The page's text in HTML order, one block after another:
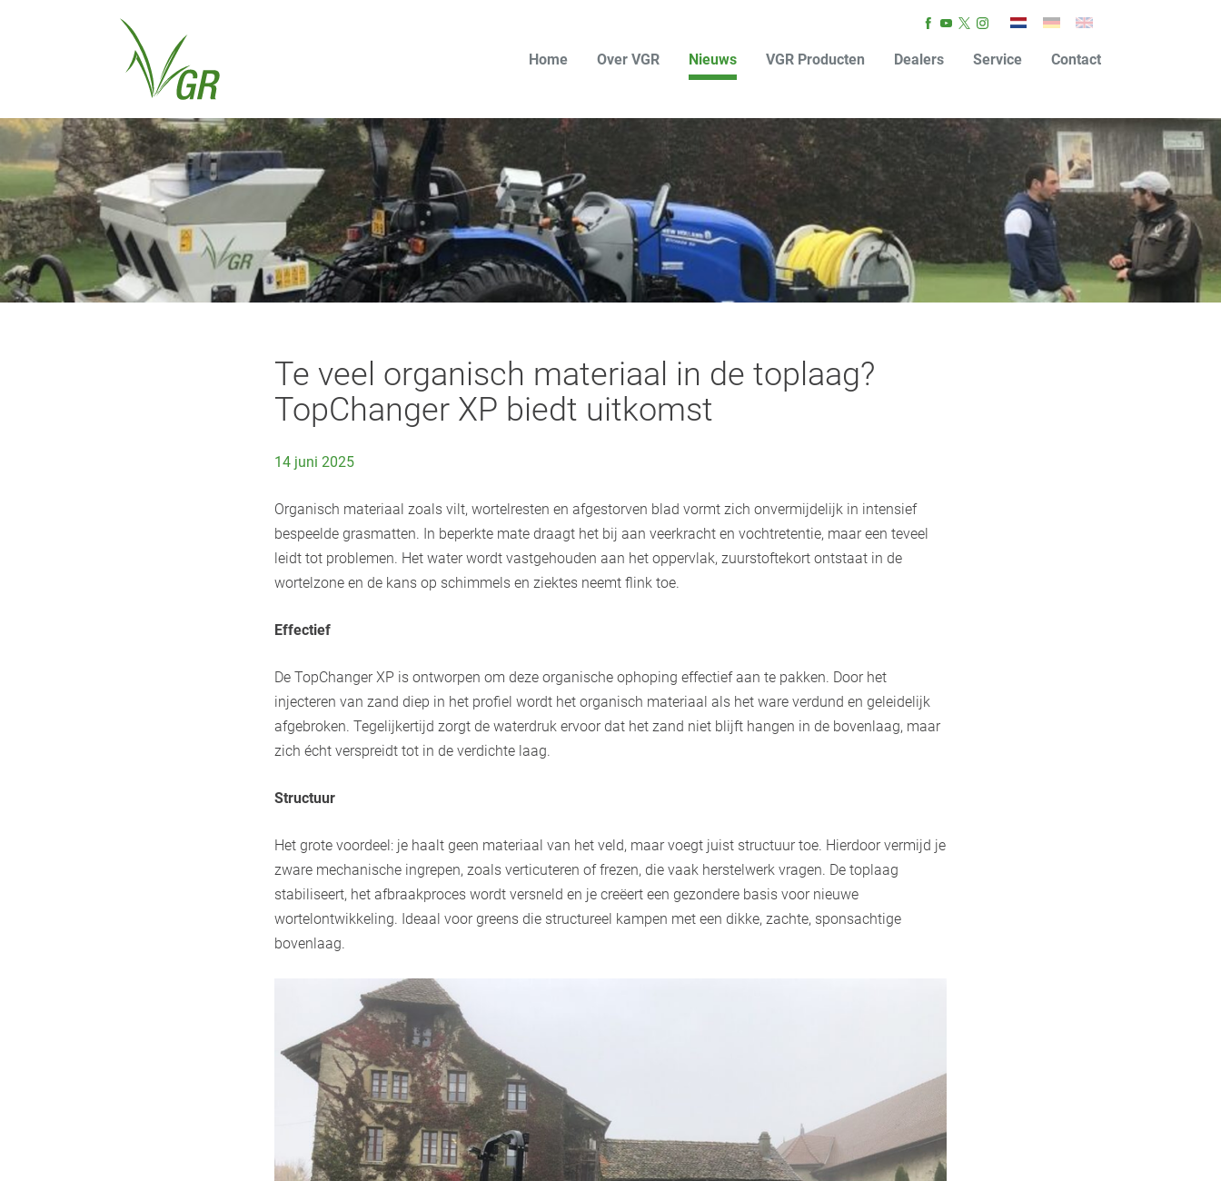
Home Over VGR Nieuws VGR Producten Dealers Service Contact
Te veel organisch materiaal in de toplaag?
TopChanger XP biedt uitkomst
14 juni 2025
Organisch materiaal zoals vilt, wortelresten en afgestorven blad vormt zich onvermijdelijk in intensief
bespeelde grasmatten. In beperkte mate draagt het bij aan veerkracht en vochtretentie, maar een teveel
leidt tot problemen. Het water wordt vastgehouden aan het oppervlak, zuurstoftekort ontstaat in de
wortelzone en de kans op schimmels en ziektes neemt flink toe.
Effectief
De TopChanger XP is ontworpen om deze organische ophoping effectief aan te pakken. Door het
injecteren van zand diep in het profiel wordt het organisch materiaal als het ware verdund en geleidelijk
afgebroken. Tegelijkertijd zorgt de waterdruk ervoor dat het zand niet blijft hangen in de bovenlaag, maar
zich écht verspreidt tot in de verdichte laag.
Structuur
Het grote voordeel: je haalt geen materiaal van het veld, maar voegt juist structuur toe. Hierdoor vermijd je
zware mechanische ingrepen, zoals verticuteren of frezen, die vaak herstelwerk vragen. De toplaag
stabiliseert, het afbraakproces wordt versneld en je creëert een gezondere basis voor nieuwe
wortelontwikkeling. Ideaal voor greens die structureel kampen met een dikke, zachte, sponsachtige
bovenlaag.